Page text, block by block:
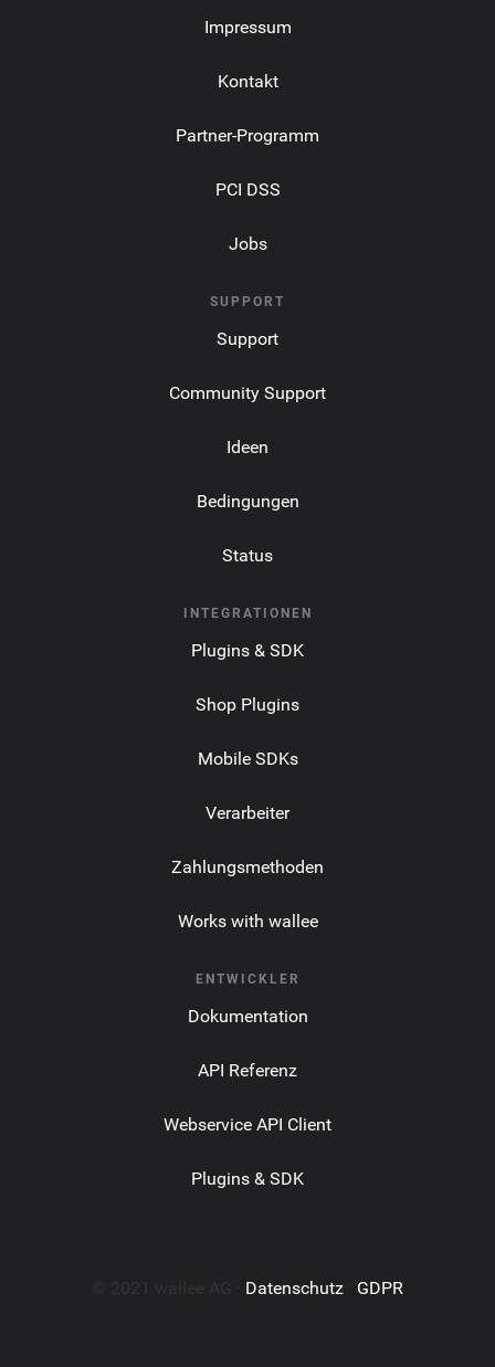
Impressum
Kontakt
Partner-Programm
PCI DSS
Jobs
SUPPORT
Support
Community Support
Ideen
Bedingungen
Status
INTEGRATIONEN
Plugins & SDK
Shop Plugins
Mobile SDKs
Verarbeiter
Zahlungsmethoden
Works with wallee
ENTWICKLER
Dokumentation
API Referenz
Webservice API Client
Plugins & SDK
Datenschutz GDPR